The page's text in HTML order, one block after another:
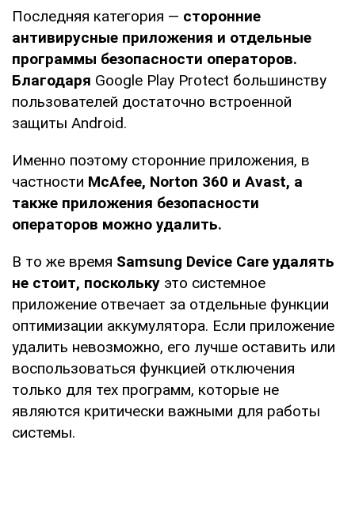
Последняя категория — сторонние
антивирусные приложения и отдельные
программы безопасности операторов.
Благодаря Google Play Protect большинству
пользователей достаточно встроенной
защиты Android.
Именно поэтому сторонние приложения, в
частности McAfee, Norton 360 и Avast, а
также приложения безопасности
операторов можно удалить.
В то же время Samsung Device Care удалять
не стоит, поскольку это системное
приложение отвечает за отдельные функции
оптимизации аккумулятора. Если приложение
удалить невозможно, его лучше оставить или
воспользоваться функцией отключения
только для тех программ, которые не
являются критически важными для работы
системы.